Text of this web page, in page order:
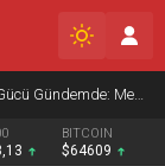
Memur ve Sözleşmeli Personelin Alım Gücü Gündemde: Memur-Sen’den Reform Çağrısı
BITCOIN
$64609